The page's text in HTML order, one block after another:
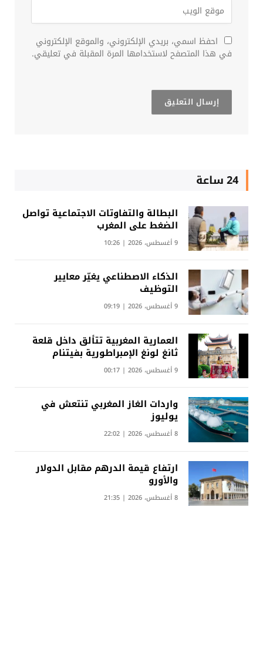
احفظ اسمي، بريدي الإلكتروني، والموقع الإلكتروني
في هذا المتصفح لاستخدامها المرة المقبلة في تعليقي.
24 ساعة
البطالة والتفاوتات الاجتماعية تواصل
الضغط على المغرب
9 أغسطس، 2026 | 10:26
الذكاء الاصطناعي يغيّر معايير
التوظيف
9 أغسطس، 2026 | 09:19
العمارية المغربية تتألق داخل قلعة
ثانغ لونغ الإمبراطورية بفيتنام
9 أغسطس، 2026 | 00:17
واردات الغاز المغربي تنتعش في
يوليوز
8 أغسطس، 2026 | 22:02
ارتفاع قيمة الدرهم مقابل الدولار
والأورو
8 أغسطس، 2026 | 21:35